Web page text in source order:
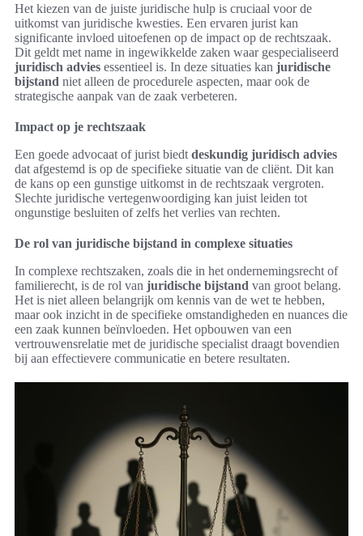
Het kiezen van de juiste juridische hulp is cruciaal voor de
uitkomst van juridische kwesties. Een ervaren jurist kan
significante invloed uitoefenen op de impact op de rechtszaak.
Dit geldt met name in ingewikkelde zaken waar gespecialiseerd
juridisch advies essentieel is. In deze situaties kan juridische
bijstand niet alleen de procedurele aspecten, maar ook de
strategische aanpak van de zaak verbeteren.
Impact op je rechtszaak
Een goede advocaat of jurist biedt deskundig juridisch advies
dat afgestemd is op de specifieke situatie van de cliënt. Dit kan
de kans op een gunstige uitkomst in de rechtszaak vergroten.
Slechte juridische vertegenwoordiging kan juist leiden tot
ongunstige besluiten of zelfs het verlies van rechten.
De rol van juridische bijstand in complexe situaties
In complexe rechtszaken, zoals die in het ondernemingsrecht of
familierecht, is de rol van juridische bijstand van groot belang.
Het is niet alleen belangrijk om kennis van de wet te hebben,
maar ook inzicht in de specifieke omstandigheden en nuances die
een zaak kunnen beïnvloeden. Het opbouwen van een
vertrouwensrelatie met de juridische specialist draagt bovendien
bij aan effectievere communicatie en betere resultaten.